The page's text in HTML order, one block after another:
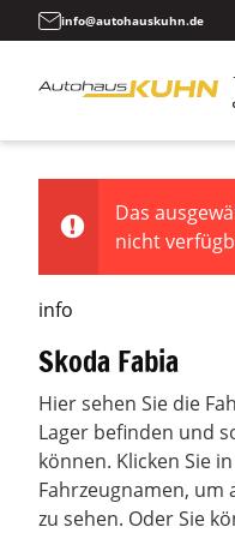
info@autohauskuhn.de
Das
nicht
info
Skoda Fabia
Hier sehen Sie die
Lager befinden und
können. Klicken Sie
Fahrzeugnamen, um
zu sehen. Oder Sie